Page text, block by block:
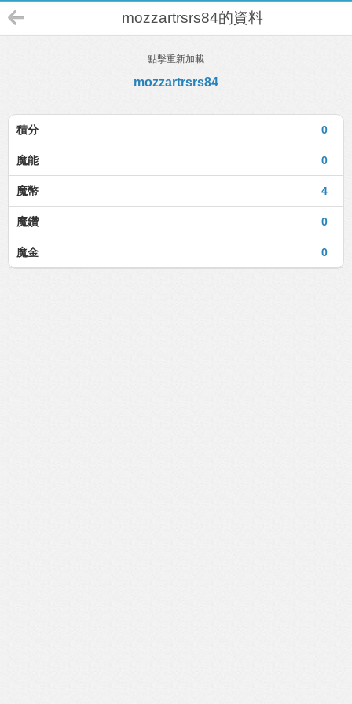
mozzartrsrs84的資料
點擊重新加載
mozzartrsrs84
0
積分
0
魔能
4
魔幣
0
魔鑽
0
魔金